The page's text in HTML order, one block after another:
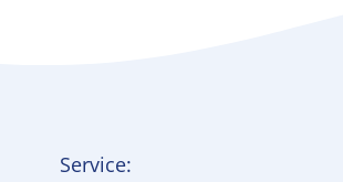
Service: